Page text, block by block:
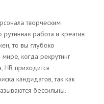
творческим
рутинная работа и креатив
то вы глубоко
когда рекрутинг
HR приходится
кандидатов, так как
бессильны.